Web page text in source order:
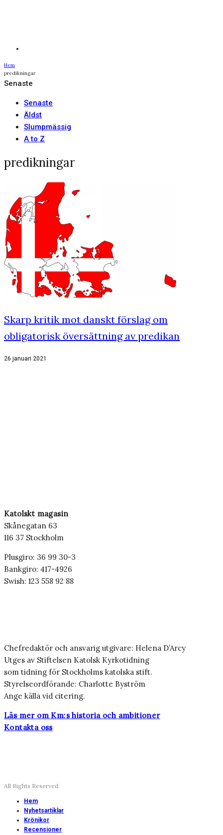
Hem
predikningar
Senaste
Senaste
Äldst
Slumpmässig
A to Z
predikningar
Skarp kritik mot danskt förslag om
obligatorisk översättning av predikan
26 januari 2021
Katolskt magasin
Skånegatan 63
116 37 Stockholm
Plusgiro: 36 99 30-3
Bankgiro: 417-4926
Swish: 123 558 92 88
Chefredaktör och ansvarig utgivare: Helena D’Arcy
Utges av Stiftelsen Katolsk Kyrkotidning
som tidning för Stockholms katolska stift.
Styrelseordförande: Charlotte Byström
Ange källa vid citering.
Läs mer om Km:s historia och ambitioner
Kontakta oss
All Rights Reserved
Hem
Nyhetsartiklar
Krönikor
Recensioner